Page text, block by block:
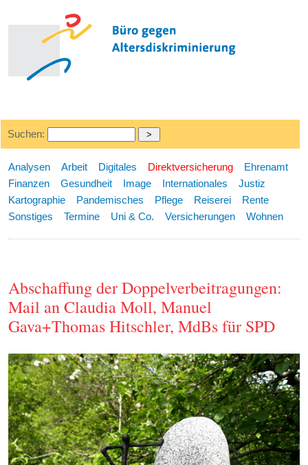
Suchen:
Analysen Arbeit Digitales Direktversicherung
Ehrenamt
Finanzen
Gesundheit Image Internationales
Justiz
Kartographie
Pandemisches Pflege Reiserei
Rente
Sonstiges
Termine Uni & Co. Versicherungen Wohnen
Abschaffung der Doppelverbeitragungen:
Mail an Claudia Moll, Manuel
Gava+Thomas Hitschler, MdBs für SPD